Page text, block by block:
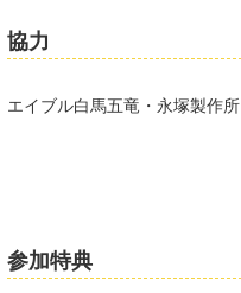
協力
エイブル白馬五竜・永塚製作所
参加特典